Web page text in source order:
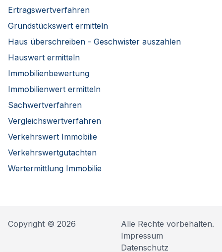
Ertragswertverfahren
Grundstückswert ermitteln
Haus überschreiben - Geschwister auszahlen
Hauswert ermitteln
Immobilienbewertung
Immobilienwert ermitteln
Sachwertverfahren
Vergleichswertverfahren
Verkehrswert Immobilie
Verkehrswertgutachten
Wertermittlung Immobilie
Copyright © 2026
Alle Rechte vorbehalten.
Impressum
Datenschutz